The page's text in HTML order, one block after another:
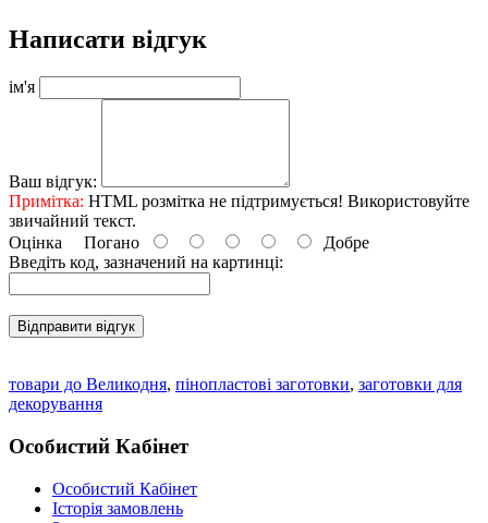
Написати відгук
ім'я
Ваш відгук:
Примітка: HTML розмітка не підтримується! Використовуйте
звичайний текст.
Оцінка Погано
Добре
Введіть код, зазначений на картинці:
Відправити відгук
товари до Великодня, пінопластові заготовки, заготовки для
декорування
Особистий Кабінет
Особистий Кабінет
Історія замовлень